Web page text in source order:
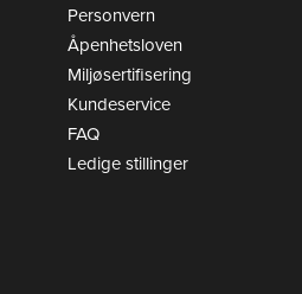
Personvern
Åpenhetsloven
Miljøsertifisering
Kundeservice
FAQ
Ledige stillinger